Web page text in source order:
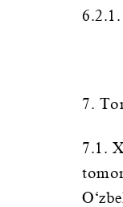
7.
7.1.